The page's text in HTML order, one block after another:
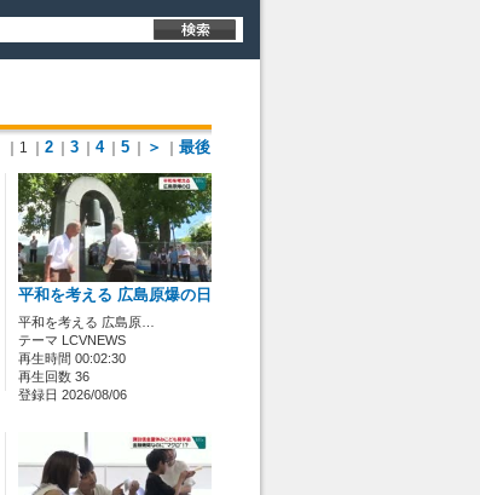
｜1 2 3 4 5 ＞ 最後
平和を考える 広島原爆の日
平和を考える 広島原…
テーマ LCVNEWS
再生時間 00:02:30
再生回数 36
登録日 2026/08/06